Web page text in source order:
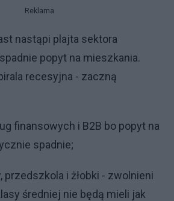
Reklama
nastąpi plajta sektora
popyt na mieszkania.
recesyjna - zaczną
finansowych i B2B bo popyt na
spadnie;
przedszkola i żłobki - zwolnieni
średniej nie będą mieli jak